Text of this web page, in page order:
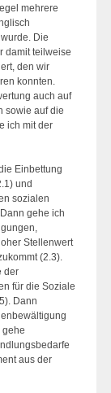
mehrere
Die
damit teilweise
den wir
konnten.
auch auf
sowie auf die
ich mit der
Einbettung
und
sozialen
gehe ich
Stellenwert
(2.3).
der
für die Soziale
Dann
gehe
aus der